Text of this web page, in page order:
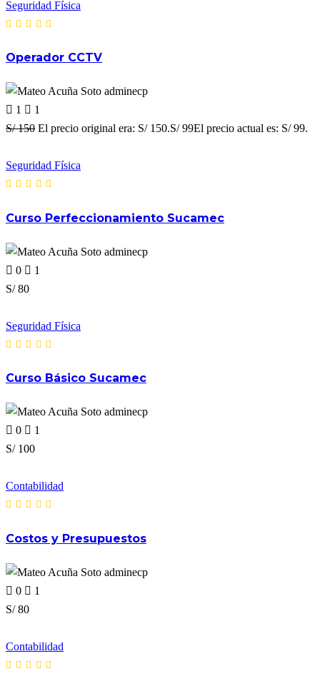
Seguridad Física
Operador CCTV
adminecp
1
1
S/ 150 El precio original era: S/ 150.S/ 99El precio actual es: S/ 99.
Seguridad Física
Curso Perfeccionamiento Sucamec
adminecp
0
1
S/ 80
Seguridad Física
Curso Básico Sucamec
adminecp
0
1
S/ 100
Contabilidad
Costos y Presupuestos
adminecp
0
1
S/ 80
Contabilidad